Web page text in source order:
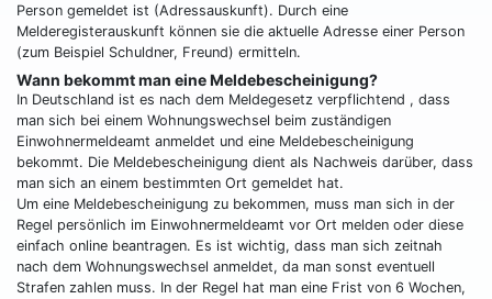
Person gemeldet ist (Adressauskunft). Durch eine
Melderegisterauskunft können sie die aktuelle Adresse einer Person
(zum Beispiel Schuldner, Freund) ermitteln.
Wann bekommt man eine Meldebescheinigung?
In Deutschland ist es nach dem Meldegesetz verpflichtend , dass
man sich bei einem Wohnungswechsel beim zuständigen
Einwohnermeldeamt anmeldet und eine Meldebescheinigung
bekommt. Die Meldebescheinigung dient als Nachweis darüber, dass
man sich an einem bestimmten Ort gemeldet hat.
Um eine Meldebescheinigung zu bekommen, muss man sich in der
Regel persönlich im Einwohnermeldeamt vor Ort melden oder diese
einfach online beantragen. Es ist wichtig, dass man sich zeitnah
nach dem Wohnungswechsel anmeldet, da man sonst eventuell
Strafen zahlen muss. In der Regel hat man eine Frist von 6 Wochen,